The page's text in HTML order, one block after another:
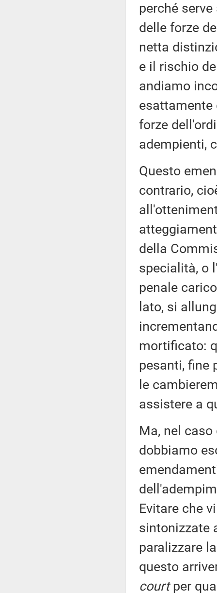
perché
delle forze
netta
e il rischio
andiamo
esattamente
forze
adempienti,
Questo
contrario,
della
specialità, o
penale
lato, si
mortificato:
pesanti, fine
le
assistere a
Ma, nel
dobbiamo
Evitare che
sintonizzate
paralizzare
questo
courtper